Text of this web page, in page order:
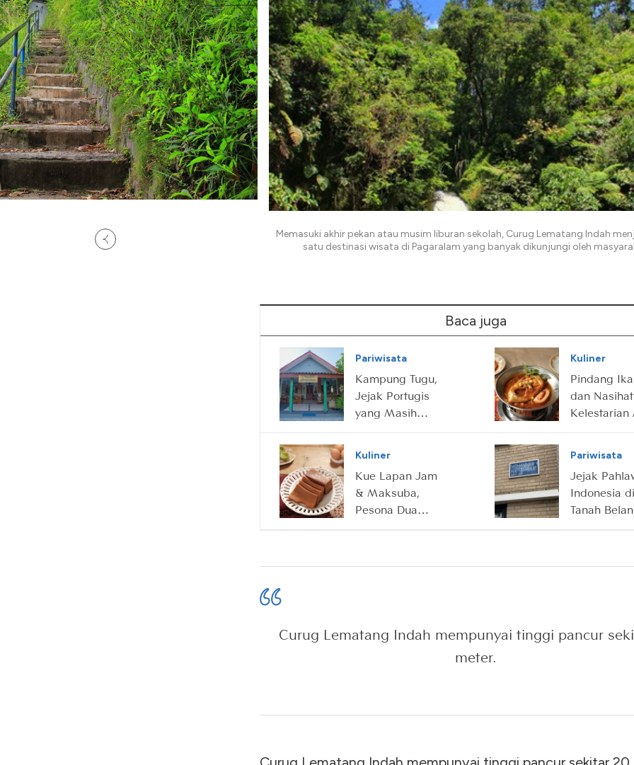
Memasuki akhir pekan atau musim liburan sekolah, Curug Lematang Indah
satu destinasi wisata di Pagaralam yang banyak dikunjungi oleh
Baca juga
Pariwisata
Kampung Tugu,
Jejak Portugis
yang Masih
Kuliner
Pindang
dan Nasihat
Kelestarian
Kuliner
Kue Lapan Jam
& Maksuba,
Pesona Dua
Pariwisata
Jejak
Indonesia di
Tanah
Curug Lematang Indah mempunyai tinggi pancur
meter.